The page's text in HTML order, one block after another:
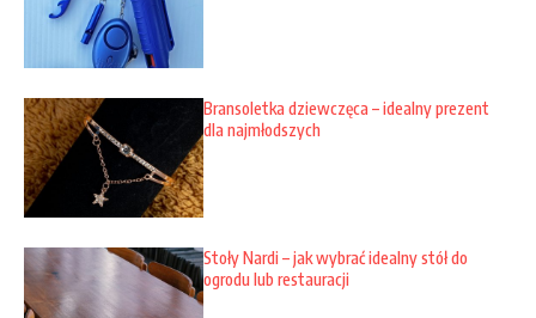
Bransoletka dziewczęca – idealny prezent
dla najmłodszych
Stoły Nardi – jak wybrać idealny stół do
ogrodu lub restauracji